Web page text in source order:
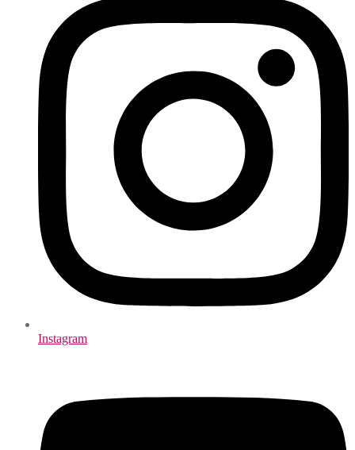
Instagram